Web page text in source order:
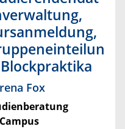
Fox